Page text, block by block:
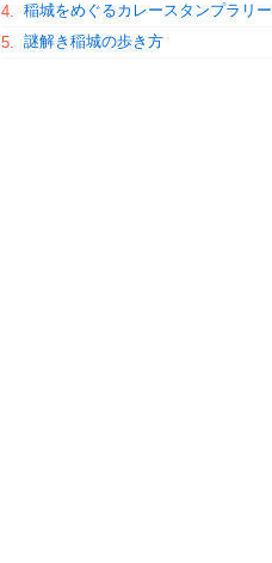
4. 稲城をめぐるカレースタンプラリー
5. 謎解き稲城の歩き方